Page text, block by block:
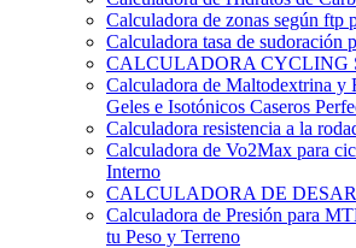
Calculadora de zonas según ftp
Calculadora tasa de sudoración
CALCULADORA CYCLING
Calculadora de Maltodextrina y
Geles e Isotónicos Caseros
Calculadora resistencia a la
Calculadora de Vo2Max para
Interno
CALCULADORA DE
Calculadora de Presión para
tu Peso y Terreno